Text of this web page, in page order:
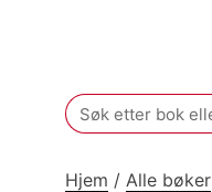
Search
for:
Hjem / Alle bøker